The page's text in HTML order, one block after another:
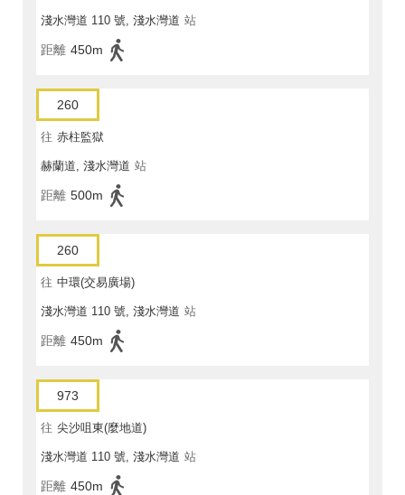
淺水灣道 110 號, 淺水灣道 站
距離 450m
260
往 赤柱監獄
赫蘭道, 淺水灣道 站
距離 500m
260
往 中環(交易廣場)
淺水灣道 110 號, 淺水灣道 站
距離 450m
973
往 尖沙咀東(麼地道)
淺水灣道 110 號, 淺水灣道 站
距離 450m